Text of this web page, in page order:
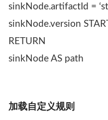
sinkNode.artifactId =
sinkNode.version
RETURN
sinkNode AS path
加载自定义规则